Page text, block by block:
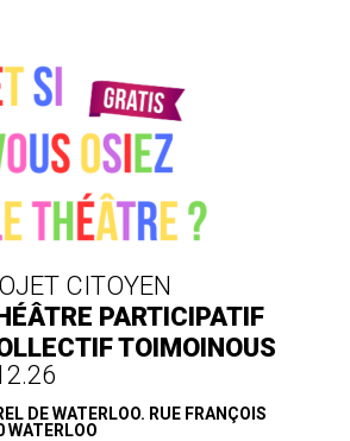
CITOYEN
PARTICIPATIF
TOIMOINOUS
DE WATERLOO. RUE FRANÇOIS
WATERLOO